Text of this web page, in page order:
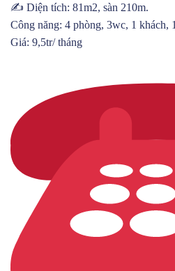
✍️ Diện tích: 81m2, sàn 210m.
Công năng: 4 phòng, 3wc, 1 khách,
Giá: 9,5tr/ tháng